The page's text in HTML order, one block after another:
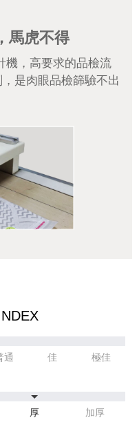
馬虎不得
機，高要求的品檢流
是肉眼品檢篩驗不出
通 佳 極佳
厚 加厚